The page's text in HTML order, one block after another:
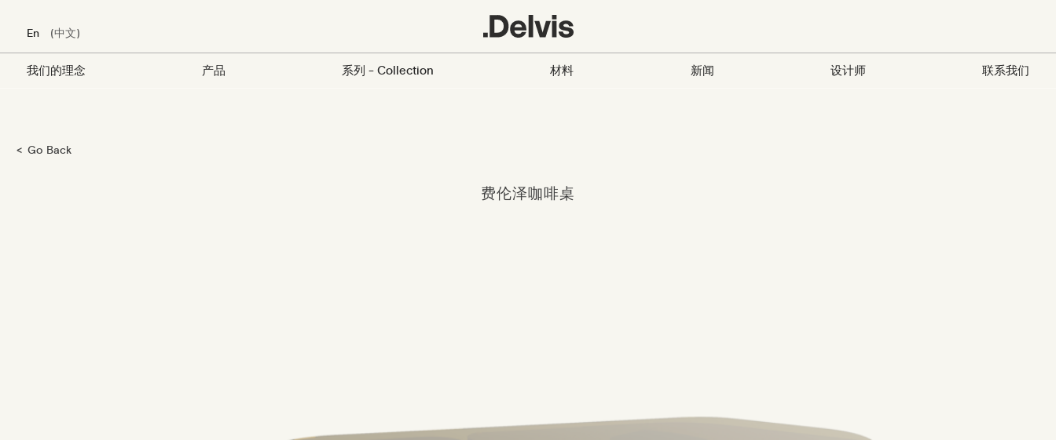
En 中文
我们的理念 产品 系列 - Collection 材料 新闻 设计师 联系我们
Go Back
费伦泽咖啡桌